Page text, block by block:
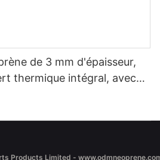
de 3 mm d'épaisseur,
thermique intégral, avec